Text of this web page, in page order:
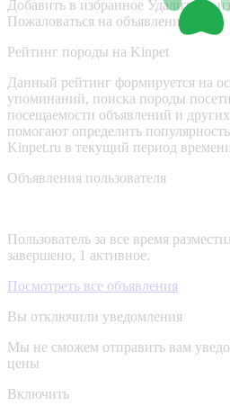
Добавить в избранное Удалить из
Пожаловаться на объявление
Рейтинг породы на Kinpet
Данный рейтинг формируется на
упоминаний, поиска породы
посещаемости объявлений и
помогают определить
Kinpet.ru в текущий период
Объявления пользователя
Пользователь за все время
завершено, 1 активное.
Посмотреть все объявления
Вы отключили уведомления
Мы не сможем отправить вам
цены
Включить